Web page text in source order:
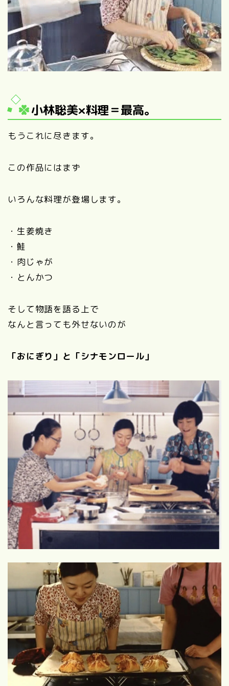
小林聡美×料理＝最高。
もうこれに尽きます。
この作品にはまず
いろんな料理が登場します。
・生姜焼き
・鮭
・肉じゃが
・とんかつ
そして物語を語る上で
なんと言っても外せないのが
「おにぎり」と「シナモンロール」